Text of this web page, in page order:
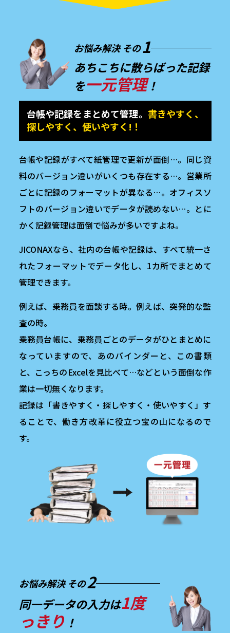
お悩み解決 その1
あちこちに散らばった記録
を一元管理！
台帳や記録をまとめて管理。 書きやすく、
探しやすく、使いやすく!！
台帳や記録がすべて紙管理で更新が面倒…。同じ資
料のバージョン違いがいくつも存在する…。営業所
ごとに記録のフォーマットが異なる…。オフィスソ
フトのバージョン違いでデータが読めない…。とに
かく記録管理は面倒で悩みが多いですよね。
JICONAXなら、社内の台帳や記録は、すべて統一さ
れたフォーマットでデータ化し、1カ所でまとめて
管理できます。
例えば、乗務員を面談する時。例えば、突発的な監
査の時。
乗務員台帳に、乗務員ごとのデータがひとまとめに
なっていますので、あのバインダーと、この書類
と、こっちのExcelを見比べて…などという面倒な作
業は一切無くなります。
記録は「書きやすく・探しやすく・使いやすく」す
ることで、働き方改革に役立つ宝の山になるので
す。
お悩み解決 その2
同一データの入力は1度
っきり ！